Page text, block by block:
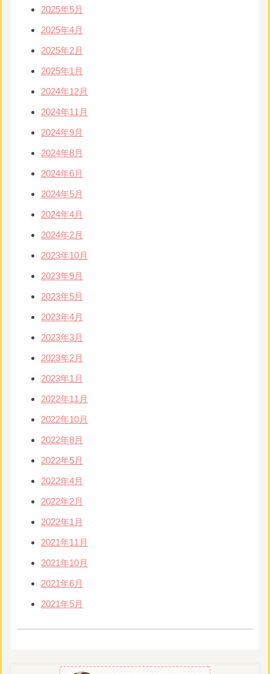
2025年5月
2025年4月
2025年2月
2025年1月
2024年12月
2024年11月
2024年9月
2024年8月
2024年6月
2024年5月
2024年4月
2024年2月
2023年10月
2023年9月
2023年5月
2023年4月
2023年3月
2023年2月
2023年1月
2022年11月
2022年10月
2022年8月
2022年5月
2022年4月
2022年2月
2022年1月
2021年11月
2021年10月
2021年6月
2021年5月